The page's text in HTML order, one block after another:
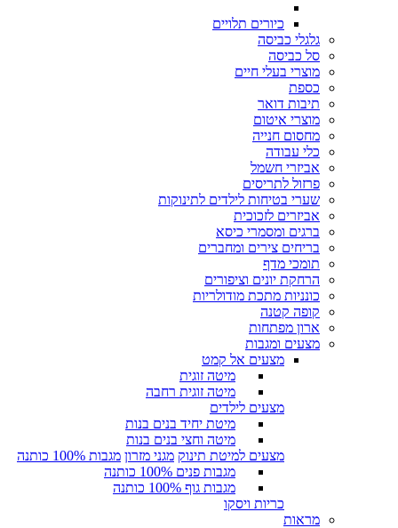
כיורים תלויים
גלגלי כביסה
סל כביסה
מוצרי בעלי חיים
כספת
תיבות דואר
מוצרי איטום
מחסום חנייה
כלי עבודה
אביזרי חשמל
פרזול לתריסים
שערי בטיחות לילדים לתינוקות
אביזרים לזכוכית
ברגים ומסמרי כיסא
בריחים צירים ומחברים
תומכי מדף
הרחקת יונים וציפורים
כונניות מתכת מודולריות
קופה קטנה
ארון מפתחות
מצעים ומגבות
מצעים אל קמט
מיטה זוגית
מיטה זוגית רחבה
מצעים לילדים
מיטת יחיד בנים בנות
מיטה וחצי בנים בנות
מצעים למיטת תינוק מגני מזרון מגבות 100% כותנה
מגבות פנים 100% כותנה
מגבות גוף 100% כותנה
כריות ויסקו
מראות